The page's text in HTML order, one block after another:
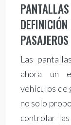
PASAJEROS
Las
ahora un
vehículos de
no solo
controlar